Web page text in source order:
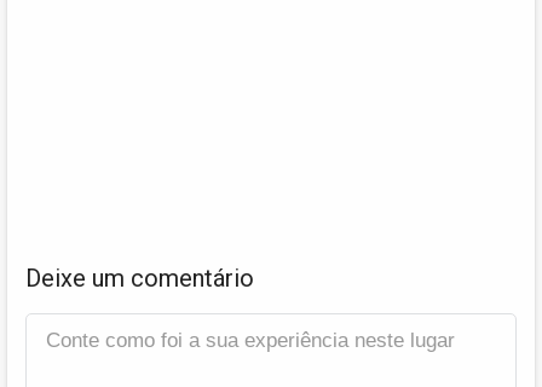
Deixe um comentário